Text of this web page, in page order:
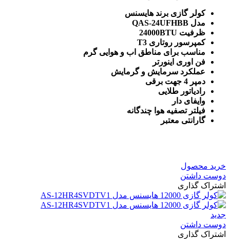
کولر گازی برند هایسنس
مدل QAS-24UFHBB
ظرفیت 24000BTU
کمپرسور روتاری T3
مناسب برای مناطق اب و هوایی گرم
فن اوری اینورتر
عملکرد سرمایش و گرمایش
دمپر 4 جهت برقی
رادیاتور طلایی
وایفای دار
فیلتر تصفیه هوا چندگانه
گارانتی معتبر
خرید محصول
دوست داشتن
اشتراک گذاری
جدید
دوست داشتن
اشتراک گذاری